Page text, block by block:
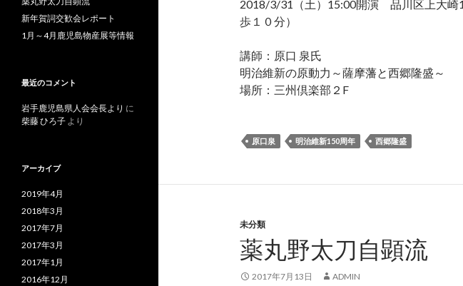
2018/3/31（土）15:00開演 品川区上大崎
歩１０分）
講師：原口 泉氏
明治維新の原動力～薩摩藩と西郷隆盛～
場所：三州倶楽部２F
原口泉 明治維新150周年 西郷隆盛
未分類
薬丸野太刀自顕流
2017年7月13日 ADMIN
新年賀詞交歓会レポート
1月～4月鹿児島物産展等情報
最近のコメント
岩手鹿児島県人会会長より に
柴藤 ひろ子 より
アーカイブ
2019年4月
2018年3月
2017年7月
2017年3月
2017年1月
2016年12月